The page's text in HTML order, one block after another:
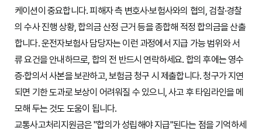
케이션이 중요합니다. 피해자 측 변호사·보험사와의 협의, 검찰·경찰
의 수사 진행 상황, 합의금 산정 근거 등을 종합해 적정 합의금을 산출
합니다. 운전자보험사 담당자는 이런 과정에서 지급 가능 범위와 서
류 요건을 안내하므로, 합의 전 반드시 연락하세요. 합의 후에는 영수
증·합의서 사본을 보관하고, 보험금 청구 시 제출합니다. 청구가 지연
되면 기한 도과로 보상이 어려워질 수 있으니, 사고 후 타임라인을 메
모해 두는 것도 도움이 됩니다.
교통사고처리지원금은 "합의가 성립해야 지급"된다는 점을 기억하세